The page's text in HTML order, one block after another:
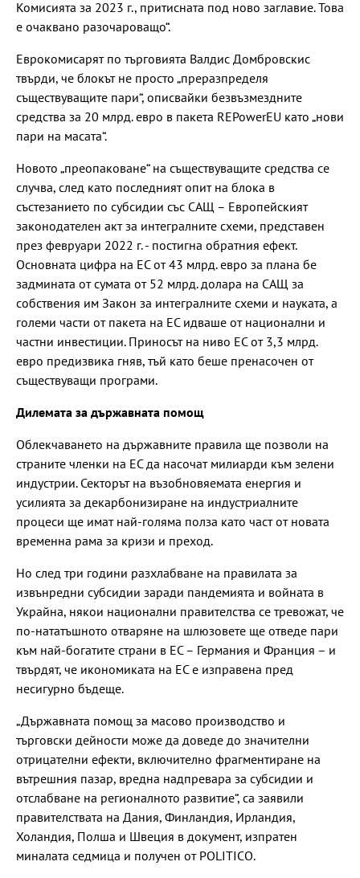
Комисията за 2023 г., притисната под ново заглавие. Това
е очаквано разочароващо“.
Еврокомисарят по търговията Валдис Домбровскис
твърди, че блокът не просто „преразпределя
съществуващите пари“, описвайки безвъзмездните
средства за 20 млрд. евро в пакета REPowerEU като „нови
пари на масата“.
Новото „преопаковане“ на съществуващите средства се
случва, след като последният опит на блока в
състезанието по субсидии със САЩ – Европейският
законодателен акт за интегралните схеми, представен
през февруари 2022 г. - постигна обратния ефект.
Основната цифра на ЕС от 43 млрд. евро за плана бе
задмината от сумата от 52 млрд. долара на САЩ за
собствения им Закон за интегралните схеми и науката, а
големи части от пакета на ЕС идваше от национални и
частни инвестиции. Приносът на ниво ЕС от 3,3 млрд.
евро предизвика гняв, тъй като беше пренасочен от
съществуващи програми.
Дилемата за държавната помощ
Облекчаването на държавните правила ще позволи на
страните членки на ЕС да насочат милиарди към зелени
индустрии. Секторът на възобновяемата енергия и
усилията за декарбонизиране на индустриалните
процеси ще имат най-голяма полза като част от новата
временна рама за кризи и преход.
Но след три години разхлабване на правилата за
извънредни субсидии заради пандемията и войната в
Украйна, някои национални правителства се тревожат, че
по-нататъшното отваряне на шлюзовете ще отведе пари
към най-богатите страни в ЕС – Германия и Франция – и
твърдят, че икономиката на ЕС е изправена пред
несигурно бъдеще.
„Държавната помощ за масово производство и
търговски дейности може да доведе до значителни
отрицателни ефекти, включително фрагментиране на
вътрешния пазар, вредна надпревара за субсидии и
отслабване на регионалното развитие“, са заявили
правителствата на Дания, Финландия, Ирландия,
Холандия, Полша и Швеция в документ, изпратен
миналата седмица и получен от POLITICO.